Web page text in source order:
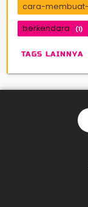
cara-
berkendara (1)
TAGS LAINNYA